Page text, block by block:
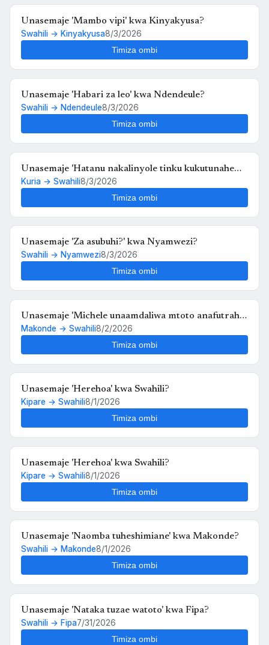
Unasemaje 'Mambo vipi' kwa Kinyakyusa?
Swahili → Kinyakyusa8/3/2026
Timiza ombi
Unasemaje 'Habari za leo' kwa Ndendeule?
Swahili → Ndendeule8/3/2026
Timiza ombi
Unasemaje 'Hatanu nakalinyole tinku kukutunahe
mula uche kunyankya mute' kwa Swahili?
Kuria → Swahili8/3/2026
Timiza ombi
Unasemaje 'Za asubuhi?' kwa Nyamwezi?
Swahili → Nyamwezi8/3/2026
Timiza ombi
Unasemaje 'Michele unaamdaliwa mtoto anafutrahia'
kwa Swahili?
Makonde → Swahili8/2/2026
Timiza ombi
Unasemaje 'Herehoa' kwa Swahili?
Kipare → Swahili8/1/2026
Timiza ombi
Unasemaje 'Herehoa' kwa Swahili?
Kipare → Swahili8/1/2026
Timiza ombi
Unasemaje 'Naomba tuheshimiane' kwa Makonde?
Swahili → Makonde8/1/2026
Timiza ombi
Unasemaje 'Nataka tuzae watoto' kwa Fipa?
Swahili → Fipa7/31/2026
Timiza ombi